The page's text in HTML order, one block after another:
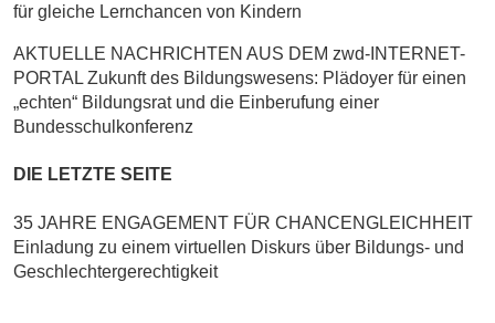
für gleiche Lernchancen von Kindern
AKTUELLE NACHRICHTEN AUS DEM zwd-INTERNET-
PORTAL Zukunft des Bildungswesens: Plädoyer für einen
„echten“ Bildungsrat und die Einberufung einer
Bundesschulkonferenz
DIE LETZTE SEITE
35 JAHRE ENGAGEMENT FÜR CHANCENGLEICHHEIT
Einladung zu einem virtuellen Diskurs über Bildungs- und
Geschlechtergerechtigkeit